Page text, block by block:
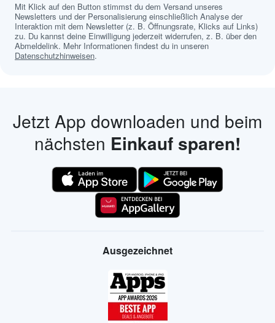
Mit Klick auf den Button stimmst du dem Versand unseres
Newsletters und der Personalisierung einschließlich Analyse der
Interaktion mit dem Newsletter (z. B. Öffnungsrate, Klicks auf Links)
zu. Du kannst deine Einwilligung jederzeit widerrufen, z. B. über den
Abmeldelink. Mehr Informationen findest du in unseren
Datenschutzhinweisen.
Jetzt App downloaden und beim
nächsten Einkauf sparen!
Ausgezeichnet